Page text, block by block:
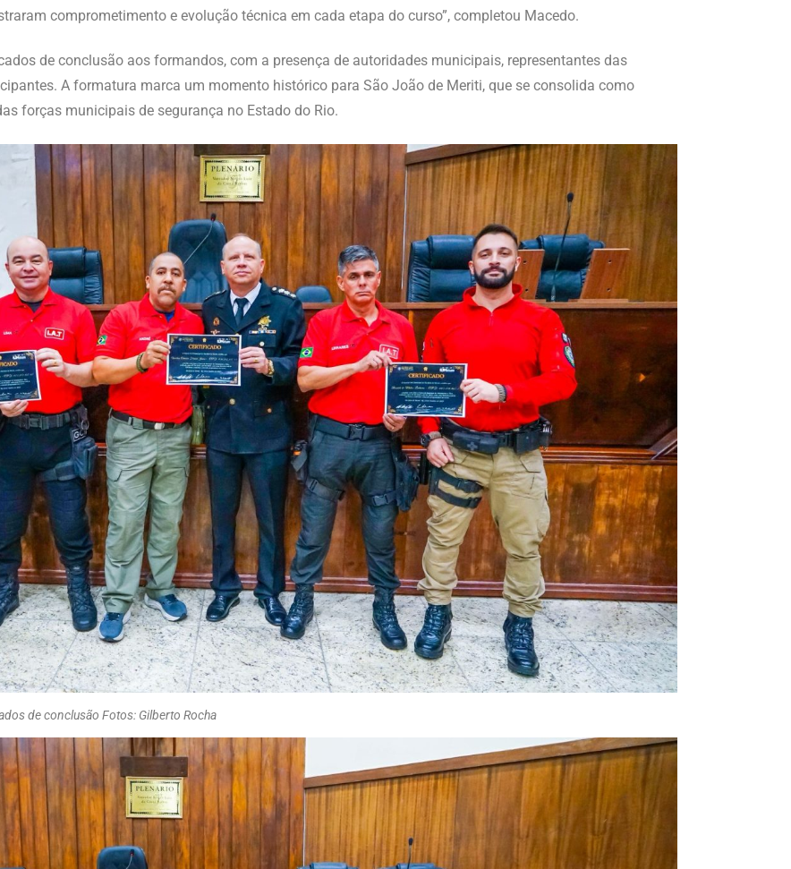
comprometimento e evolução técnica em cada etapa do curso”, completou Macedo.
de conclusão aos formandos, com a presença de autoridades municipais, representantes das
A formatura marca um momento histórico para São João de Meriti, que se consolida como
forças municipais de segurança no Estado do Rio.
de conclusão Fotos: Gilberto Rocha